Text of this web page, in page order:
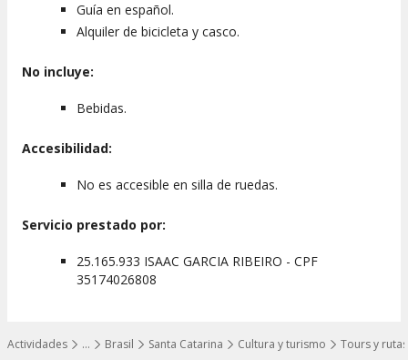
…
Mostrar todos los niveles
Actividades Brasil Santa Catarina Cultura y turismo Tours y rutas
Guía en español.
Alquiler de bicicleta y casco.
No incluye:
Bebidas.
Accesibilidad:
No es accesible en silla de ruedas.
Servicio prestado por:
25.165.933 ISAAC GARCIA RIBEIRO - CPF
35174026808